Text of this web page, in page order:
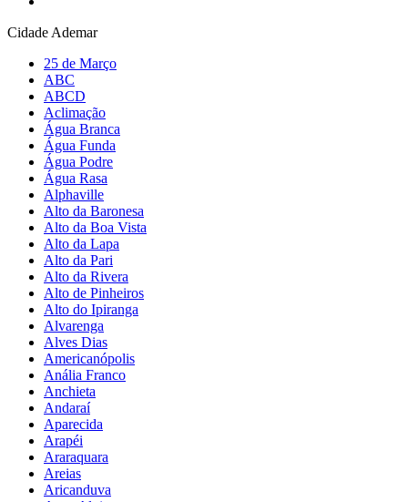
Cidade Ademar
25 de Março
ABC
ABCD
Aclimação
Água Branca
Água Funda
Água Podre
Água Rasa
Alphaville
Alto da Baronesa
Alto da Boa Vista
Alto da Lapa
Alto da Pari
Alto da Rivera
Alto de Pinheiros
Alto do Ipiranga
Alvarenga
Alves Dias
Americanópolis
Anália Franco
Anchieta
Andaraí
Aparecida
Arapéi
Araraquara
Areias
Aricanduva